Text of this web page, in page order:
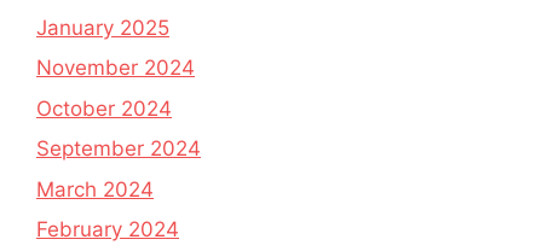
January 2025
November 2024
October 2024
September 2024
March 2024
February 2024